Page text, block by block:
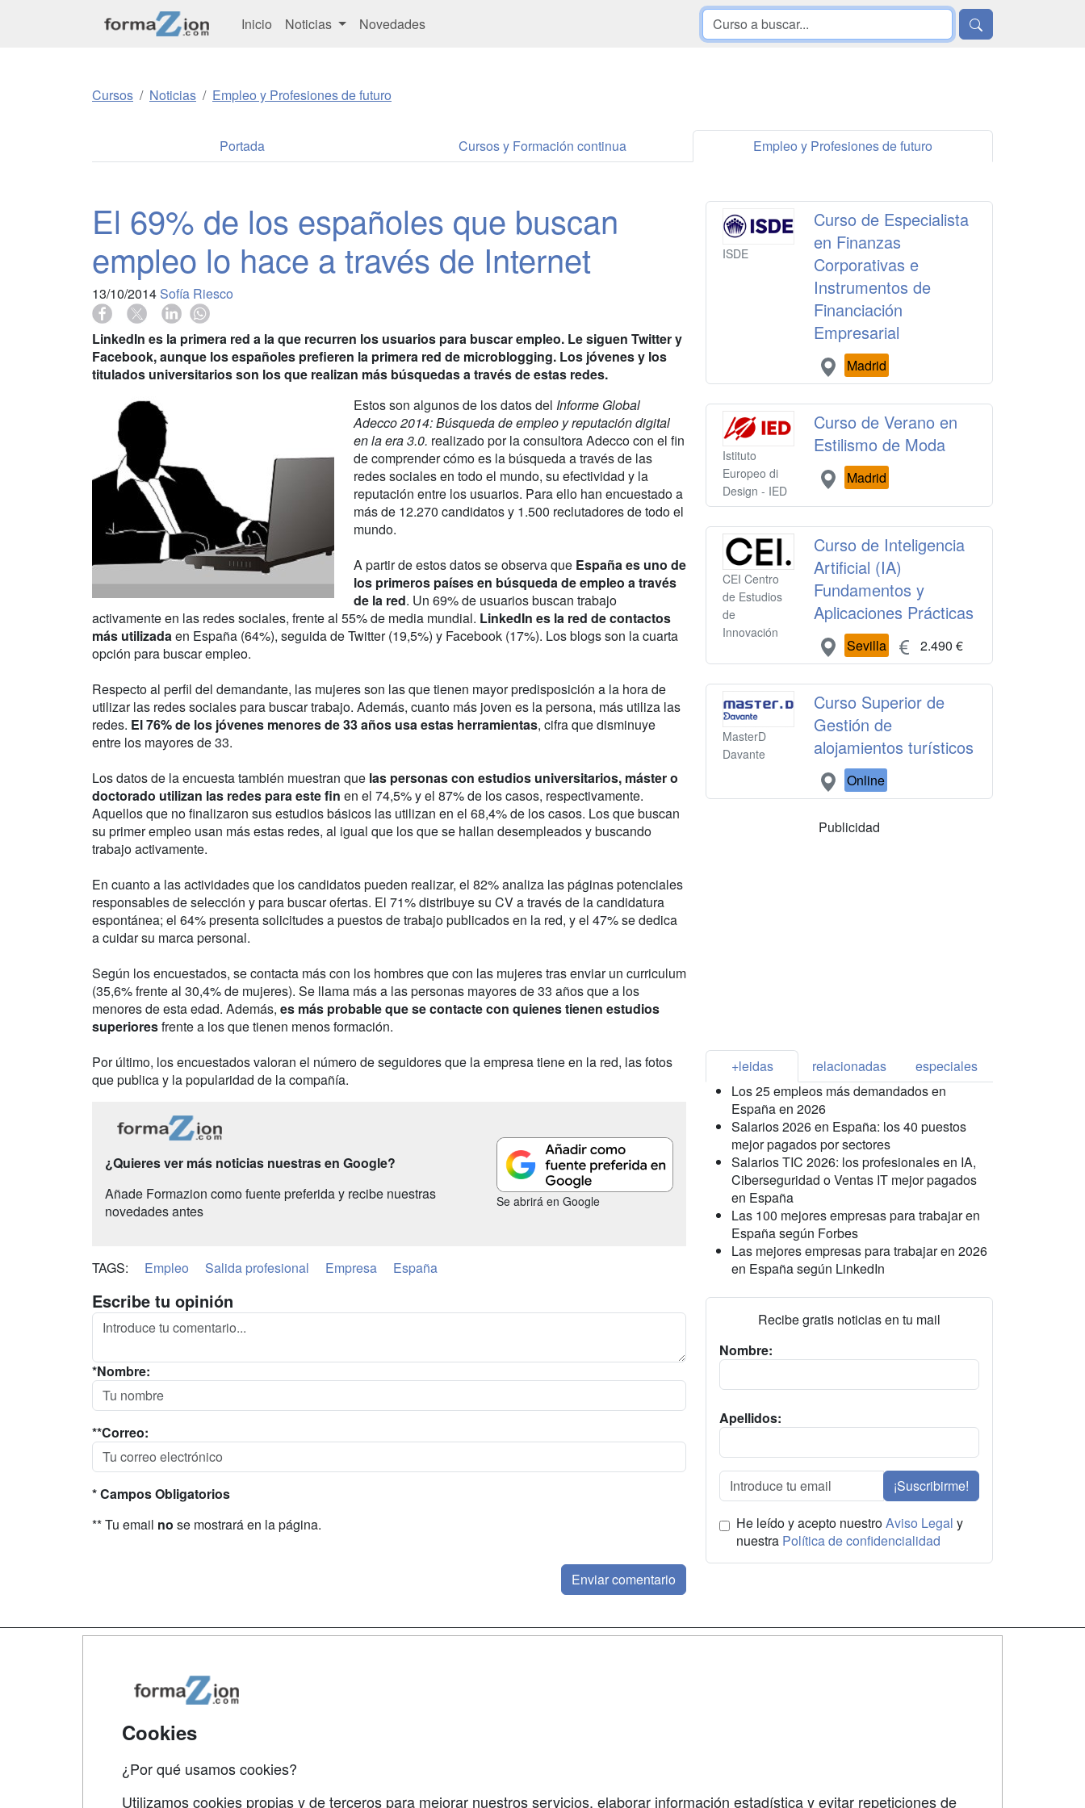
Inicio Noticias Novedades
Cursos Noticias Empleo y Profesiones de futuro
Portada Cursos y Formación continua Empleo y Profesiones de futuro
El 69% de los españoles que buscan
empleo lo hace a través de Internet
13/10/2014 Sofía Riesco
LinkedIn es la primera red a la que recurren los usuarios para buscar empleo. Le siguen Twitter y
Facebook, aunque los españoles prefieren la primera red de microblogging. Los jóvenes y los
titulados universitarios son los que realizan más búsquedas a través de estas redes.
Estos son algunos de los datos del Informe Global
Adecco 2014: Búsqueda de empleo y reputación digital
en la era 3.0. realizado por la consultora Adecco con el fin
de comprender cómo es la búsqueda a través de las
redes sociales en todo el mundo, su efectividad y la
reputación entre los usuarios. Para ello han encuestado a
más de 12.270 candidatos y 1.500 reclutadores de todo el
mundo.
A partir de estos datos se observa que España es uno de
los primeros países en búsqueda de empleo a través
de la red. Un 69% de usuarios buscan trabajo
activamente en las redes sociales, frente al 55% de media mundial. LinkedIn es la red de contactos
más utilizada en España (64%), seguida de Twitter (19,5%) y Facebook (17%). Los blogs son la cuarta
opción para buscar empleo.
Respecto al perfil del demandante, las mujeres son las que tienen mayor predisposición a la hora de
utilizar las redes sociales para buscar trabajo. Además, cuanto más joven es la persona, más utiliza las
redes. El 76% de los jóvenes menores de 33 años usa estas herramientas, cifra que disminuye
entre los mayores de 33.
Los datos de la encuesta también muestran que las personas con estudios universitarios, máster o
doctorado utilizan las redes para este fin en el 74,5% y el 87% de los casos, respectivamente.
Aquellos que no finalizaron sus estudios básicos las utilizan en el 68,4% de los casos. Los que buscan
su primer empleo usan más estas redes, al igual que los que se hallan desempleados y buscando
trabajo activamente.
En cuanto a las actividades que los candidatos pueden realizar, el 82% analiza las páginas potenciales
responsables de selección y para buscar ofertas. El 71% distribuye su CV a través de la candidatura
espontánea; el 64% presenta solicitudes a puestos de trabajo publicados en la red, y el 47% se dedica
a cuidar su marca personal.
Según los encuestados, se contacta más con los hombres que con las mujeres tras enviar un curriculum
(35,6% frente al 30,4% de mujeres). Se llama más a las personas mayores de 33 años que a los
menores de esta edad. Además, es más probable que se contacte con quienes tienen estudios
superioresfrente a los que tienen menos formación.
Por último, los encuestados valoran el número de seguidores que la empresa tiene en la red, las fotos
que publica y la popularidad de la compañía.
¿Quieres ver más noticias nuestras en Google?
Añade Formazion como fuente preferida y recibe nuestras
novedades antes
Se abrirá en Google
TAGS: Empleo Salida profesional Empresa España
Escribe tu opinión
*Nombre:
**Correo:
* Campos Obligatorios
** Tu email no se mostrará en la página.
ISDE
Curso de Especialista
en Finanzas
Corporativas e
Instrumentos de
Financiación
Empresarial
Madrid
Istituto
Europeo di
Design - IED
Curso de Verano en
Estilismo de Moda
Madrid
CEI Centro
de Estudios
de
Innovación
Curso de Inteligencia
Artificial (IA)
Fundamentos y
Aplicaciones Prácticas
Sevilla 2.490 €
MasterD
Davante
Curso Superior de
Gestión de
alojamientos turísticos
Online
Publicidad
+leidas relacionadas
especiales
Los 25 empleos más demandados en
España en 2026
Salarios 2026 en España: los 40 puestos
mejor pagados por sectores
Salarios TIC 2026: los profesionales en IA,
Ciberseguridad o Ventas IT mejor pagados
en España
Las 100 mejores empresas para trabajar en
España según Forbes
Las mejores empresas para trabajar en 2026
en España según LinkedIn
Recibe gratis noticias en tu mail
Nombre:
Apellidos:
¡Suscribirme!
He leído y acepto nuestroAviso Legal y
nuestra Política de confidencialidad
Cookies
¿Por qué usamos cookies?
Utilizamos cookies propias y de terceros para mejorar nuestros servicios, elaborar información estadística y evitar repeticiones de